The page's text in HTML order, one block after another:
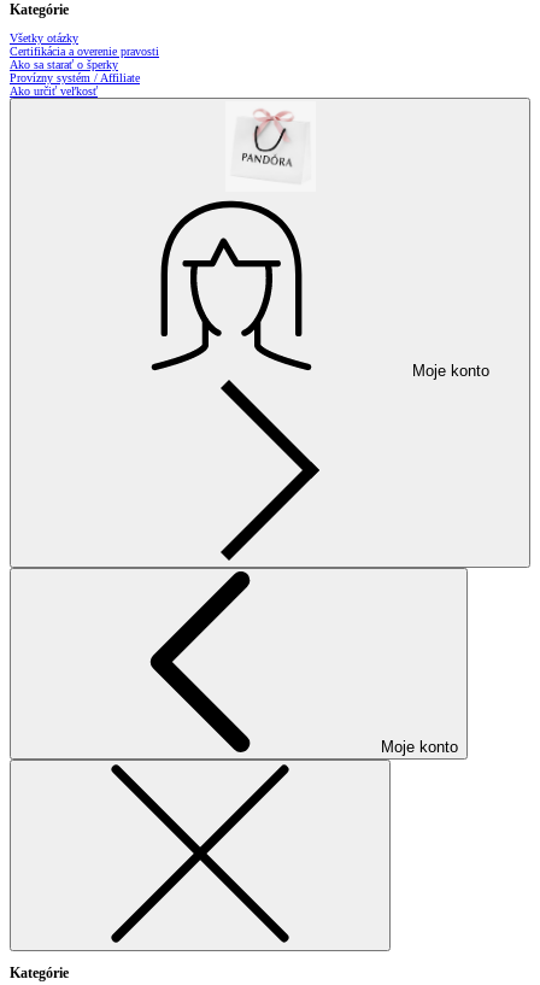
Kategórie
Všetky otázky
Certifikácia a overenie pravosti
Ako sa starať o šperky
Provízny systém / Affiliate
Ako určiť veľkosť
Moje konto
Moje konto
Kategórie